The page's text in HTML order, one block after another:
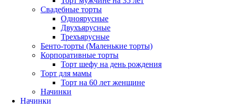
Свадебные торты
Одноярусные
Двухъярусные
Трехъярусные
Бенто-торты (Маленькие торты)
Корпоративные торты
Торт шефу на день рождения
Торт для мамы
Торт на 60 лет женщине
Начинки
Начинки